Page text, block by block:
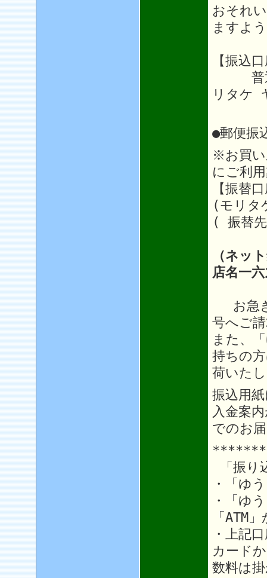
おそれ
ますよ
【振込
普通
リタケ
●郵便振
※お買い
にご利
【振替
(モリタ
( 振替
（ネッ
店名一
お急ぎ
号へご
また、
持ちの
荷いた
振込用
入金案
でのお
「振り
・「ゆ
・「ゆ
「ATM
・上記
カード
数料は